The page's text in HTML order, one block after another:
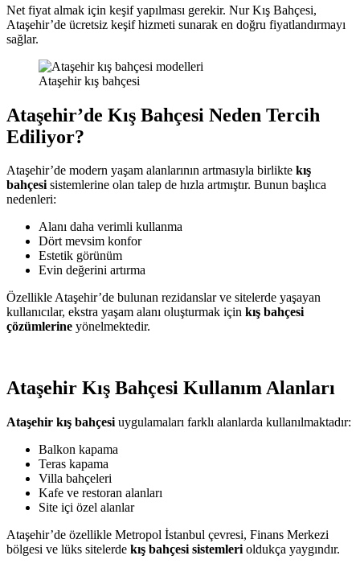
Net fiyat almak için keşif yapılması gerekir. Nur Kış Bahçesi,
Ataşehir’de ücretsiz keşif hizmeti sunarak en doğru fiyatlandırmayı
sağlar.
Ataşehir kış bahçesi
Ataşehir’de Kış Bahçesi Neden Tercih
Ediliyor?
Ataşehir’de modern yaşam alanlarının artmasıyla birlikte kış
bahçesisistemlerine olan talep de hızla artmıştır. Bunun başlıca
nedenleri:
Alanı daha verimli kullanma
Dört mevsim konfor
Estetik görünüm
Evin değerini artırma
Özellikle Ataşehir’de bulunan rezidanslar ve sitelerde yaşayan
kullanıcılar, ekstra yaşam alanı oluşturmak için kış bahçesi
çözümlerine yönelmektedir.
Ataşehir Kış Bahçesi Kullanım Alanları
Ataşehir kış bahçesi uygulamaları farklı alanlarda kullanılmaktadır:
Balkon kapama
Teras kapama
Villa bahçeleri
Kafe ve restoran alanları
Site içi özel alanlar
Ataşehir’de özellikle Metropol İstanbul çevresi, Finans Merkezi
bölgesi ve lüks sitelerde kış bahçesi sistemleri oldukça yaygındır.